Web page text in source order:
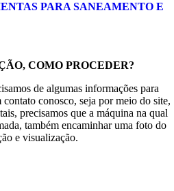
PARA SANEAMENTO E
COMO PROCEDER?
de algumas informações para
conosco, seja por meio do site,
precisamos que a máquina na qual
também encaminhar uma foto do
e visualização.